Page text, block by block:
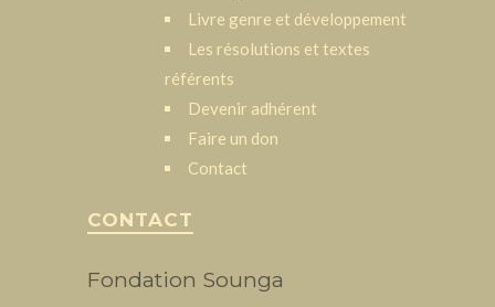
Livre genre et développement
Les résolutions et textes
référents
Devenir adhérent
Faire un don
Contact
CONTACT
Fondation Sounga